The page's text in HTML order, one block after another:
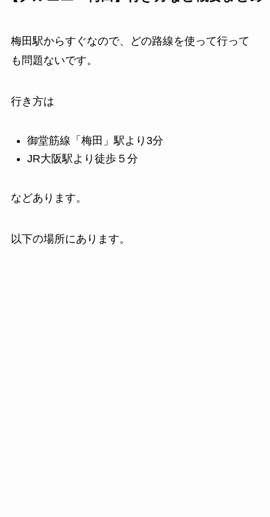
梅田駅からすぐなので、どの路線を使って行って
も問題ないです。
行き方は
御堂筋線「梅田」駅より3分
JR大阪駅より徒歩５分
などあります。
以下の場所にあります。